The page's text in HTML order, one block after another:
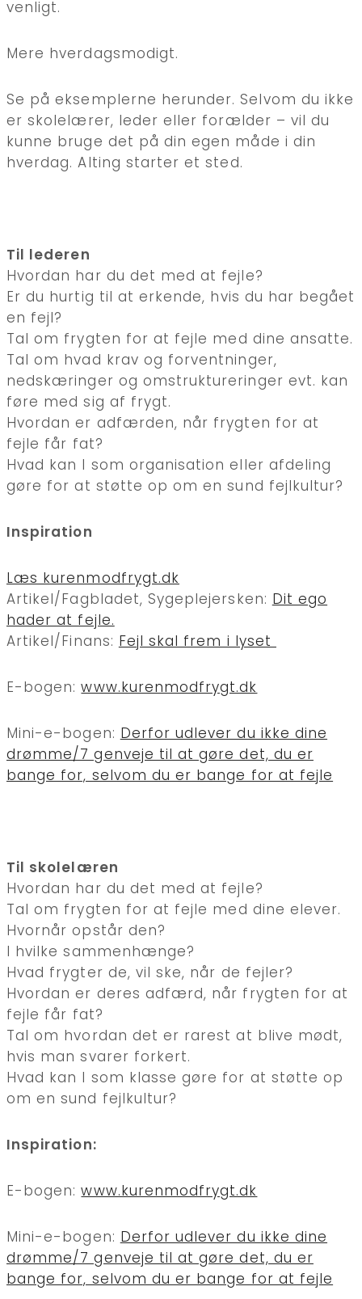
venligt.
Mere hverdagsmodigt.
Se på eksemplerne herunder. Selvom du ikke
er skolelærer, leder eller forælder – vil du
kunne bruge det på din egen måde i din
hverdag. Alting starter et sted.
Til lederen
Hvordan har du det med at fejle?
Er du hurtig til at erkende, hvis du har begået
en fejl?
Tal om frygten for at fejle med dine ansatte.
Tal om hvad krav og forventninger,
nedskæringer og omstruktureringer evt. kan
føre med sig af frygt.
Hvordan er adfærden, når frygten for at
fejle får fat?
Hvad kan I som organisation eller afdeling
gøre for at støtte op om en sund fejlkultur?
Inspiration
Læs kurenmodfrygt.dk
Artikel/Fagbladet, Sygeplejersken: Dit ego
hader at fejle.
Artikel/Finans: Fejl skal frem i lyset
E-bogen:www.kurenmodfrygt.dk
Mini-e-bogen: Derfor udlever du ikke dine
drømme/7 genveje til at gøre det, du er
bange for, selvom du er bange for at fejle
Til skolelæren
Hvordan har du det med at fejle?
Tal om frygten for at fejle med dine elever.
Hvornår opstår den?
I hvilke sammenhænge?
Hvad frygter de, vil ske, når de fejler?
Hvordan er deres adfærd, når frygten for at
fejle får fat?
Tal om hvordan det er rarest at blive mødt,
hvis man svarer forkert.
Hvad kan I som klasse gøre for at støtte op
om en sund fejlkultur?
Inspiration:
E-bogen:www.kurenmodfrygt.dk
Mini-e-bogen: Derfor udlever du ikke dine
drømme/7 genveje til at gøre det, du er
bange for, selvom du er bange for at fejle